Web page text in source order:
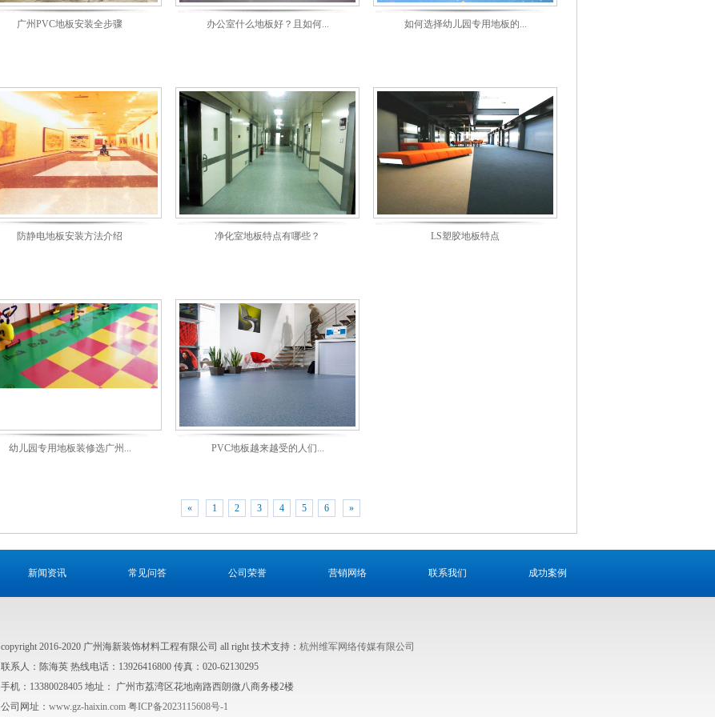
广州PVC地板安装全步骤 办公室什么地板好？且如何... 如何选择幼儿园专用地板的...
防静电地板安装方法介绍 净化室地板特点有哪些？ LS塑胶地板特点
幼儿园专用地板装修选广州... PVC地板越来越受的人们...
« 1 2 3 4 5 6 »
新闻资讯 常见问答 公司荣誉 营销网络 联系我们 成功案例
copyright 2016-2020 广州海新装饰材料工程有限公司 all right 技术支持： 杭州维军网络传媒有限公司
联系人：陈海英 热线电话：13926416800 传真：020-62130295
手机：13380028405 地址： 广州市荔湾区花地南路西朗微八商务楼2楼
公司网址： www.gz-haixin.com 粤ICP备2023115608号-1